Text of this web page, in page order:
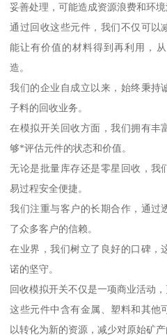
妥善处理，可能造成资源浪费和环境
通过回收这些元件，我们不仅可以
能让有价值的材料得到再利用，
造。
我们的企业自成立以来，始终秉持
子料的回收业务。
在模拟开关回收方面，我们拥有丰
够*评估元件的状态和价值。
无论是批量库存还是零星回收，我
易过程安全便捷。
我们注重与客户的长期合作，通过
了众多客户的信赖。
在业界，我们树立了良好的口碑，
诺的坚守。
回收模拟开关不仅是一项商业活动，
这些元件中含有金属、塑料和其他
以转化为新的资源，减少对原始矿产